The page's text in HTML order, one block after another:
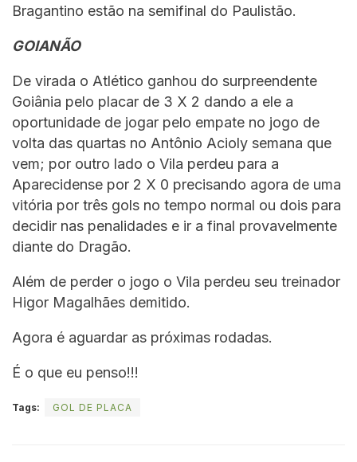
Bragantino estão na semifinal do Paulistão.
GOIANÃO
De virada o Atlético ganhou do surpreendente
Goiânia pelo placar de 3 X 2 dando a ele a
oportunidade de jogar pelo empate no jogo de
volta das quartas no Antônio Acioly semana que
vem; por outro lado o Vila perdeu para a
Aparecidense por 2 X 0 precisando agora de uma
vitória por três gols no tempo normal ou dois para
decidir nas penalidades e ir a final provavelmente
diante do Dragão.
Além de perder o jogo o Vila perdeu seu treinador
Higor Magalhães demitido.
Agora é aguardar as próximas rodadas.
É o que eu penso!!!
Tags: GOL DE PLACA